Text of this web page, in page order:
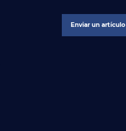
Enviar un artículo